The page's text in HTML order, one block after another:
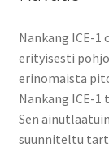
Nankang ICE-
erityisesti
erinomaista
Nankang ICE-
Sen
suunniteltu